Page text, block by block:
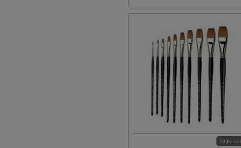
10 Pinsel